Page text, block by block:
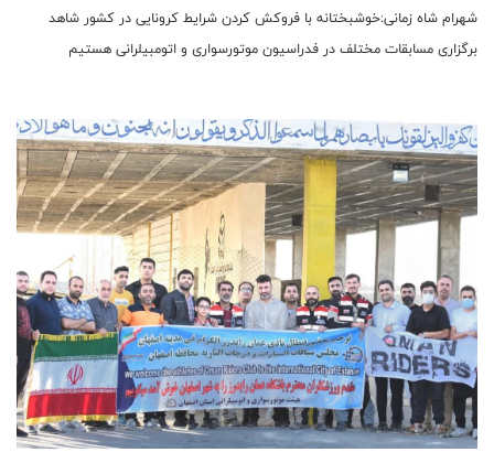
شهرام شاه زمانی:خوشبختانه با فروکش کردن شرایط کرونایی در کشور شاهد
برگزاری مسابقات مختلف در فدراسیون موتورسواری و اتومبیلرانی هستیم